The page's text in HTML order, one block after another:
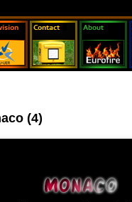
(4)